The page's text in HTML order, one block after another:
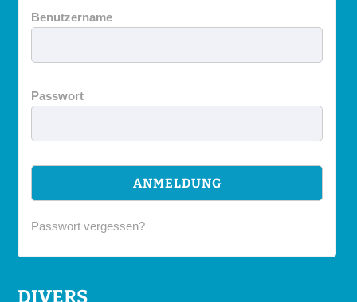
Benutzername
Passwort
Passwort vergessen?
DIVERS